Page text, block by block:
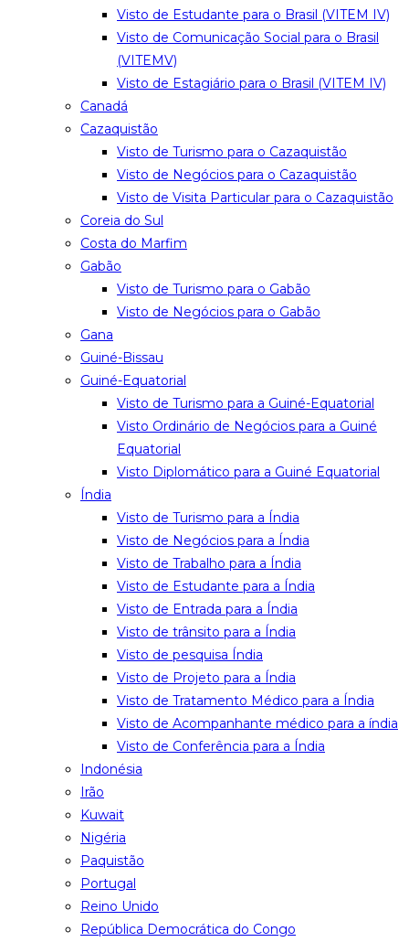
Visto de Estudante para o Brasil (VITEM IV)
Visto de Comunicação Social para o Brasil
(VITEMV)
Visto de Estagiário para o Brasil (VITEM IV)
Canadá
Cazaquistão
Visto de Turismo para o Cazaquistão
Visto de Negócios para o Cazaquistão
Visto de Visita Particular para o Cazaquistão
Coreia do Sul
Costa do Marfim
Gabão
Visto de Turismo para o Gabão
Visto de Negócios para o Gabão
Gana
Guiné-Bissau
Guiné-Equatorial
Visto de Turismo para a Guiné-Equatorial
Visto Ordinário de Negócios para a Guiné
Equatorial
Visto Diplomático para a Guiné Equatorial
Índia
Visto de Turismo para a Índia
Visto de Negócios para a Índia
Visto de Trabalho para a Índia
Visto de Estudante para a Índia
Visto de Entrada para a Índia
Visto de trânsito para a Índia
Visto de pesquisa Índia
Visto de Projeto para a Índia
Visto de Tratamento Médico para a Índia
Visto de Acompanhante médico para a índia
Visto de Conferência para a Índia
Indonésia
Irão
Kuwait
Nigéria
Paquistão
Portugal
Reino Unido
República Democrática do Congo